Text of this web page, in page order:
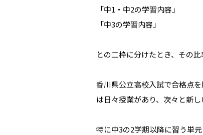
「中1・中2の学習内容」
「中3の学習内容」
との二枠に分けたとき、その比
香川県公立高校入試で合格点
は日々授業があり、次々と新
特に中3の2学期以降に習う単